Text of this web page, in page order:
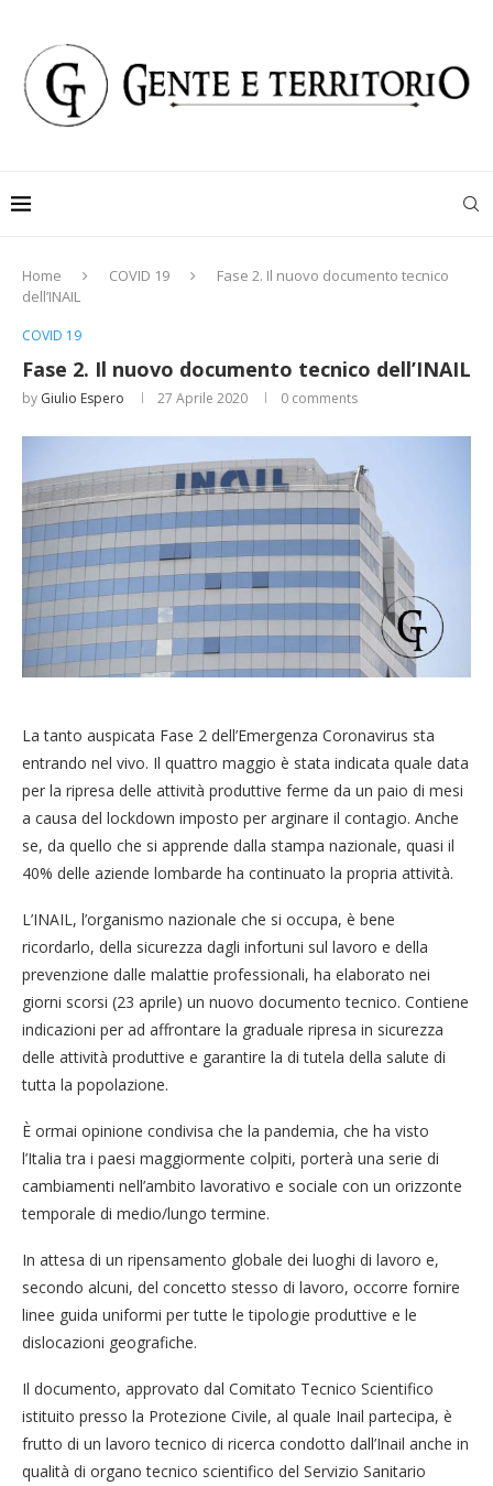
Home COVID 19
Fase 2. Il nuovo documento tecnico
dell’INAIL
COVID 19
Fase 2. Il nuovo documento tecnico dell’INAIL
by Giulio Espero 27 Aprile 2020 0 comments
La tanto auspicata Fase 2 dell’Emergenza Coronavirus sta
entrando nel vivo. Il quattro maggio è stata indicata quale data
per la ripresa delle attività produttive ferme da un paio di mesi
a causa del lockdown imposto per arginare il contagio. Anche
se, da quello che si apprende dalla stampa nazionale, quasi il
40% delle aziende lombarde ha continuato la propria attività.
L’INAIL, l’organismo nazionale che si occupa, è bene
ricordarlo, della sicurezza dagli infortuni sul lavoro e della
prevenzione dalle malattie professionali, ha elaborato nei
giorni scorsi (23 aprile) un nuovo documento tecnico. Contiene
indicazioni per ad affrontare la graduale ripresa in sicurezza
delle attività produttive e garantire la di tutela della salute di
tutta la popolazione.
È ormai opinione condivisa che la pandemia, che ha visto
l’Italia tra i paesi maggiormente colpiti, porterà una serie di
cambiamenti nell’ambito lavorativo e sociale con un orizzonte
temporale di medio/lungo termine.
In attesa di un ripensamento globale dei luoghi di lavoro e,
secondo alcuni, del concetto stesso di lavoro, occorre fornire
linee guida uniformi per tutte le tipologie produttive e le
dislocazioni geografiche.
Il documento, approvato dal Comitato Tecnico Scientifico
istituito presso la Protezione Civile, al quale Inail partecipa, è
frutto di un lavoro tecnico di ricerca condotto dall’Inail anche in
qualità di organo tecnico scientifico del Servizio Sanitario